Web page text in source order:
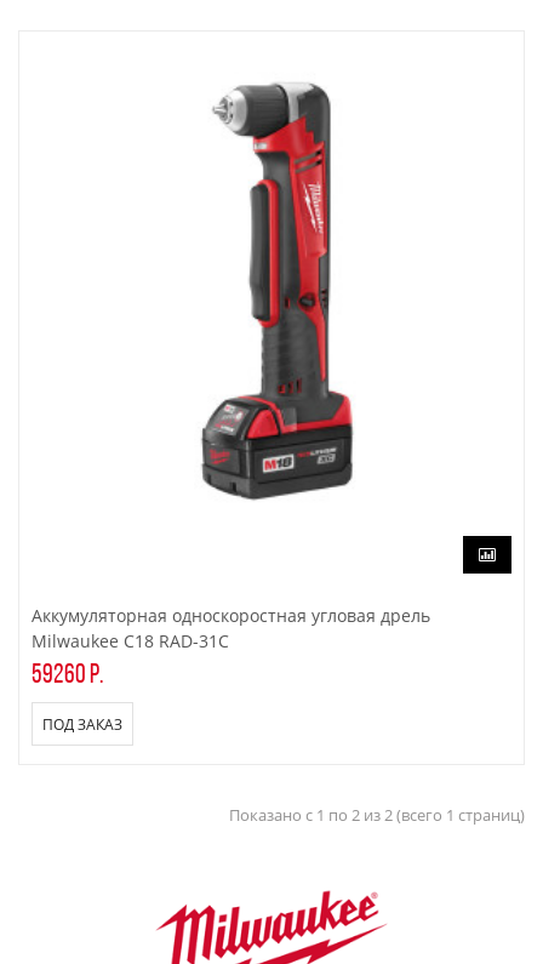
Аккумуляторная односкоростная угловая дрель
Milwaukee C18 RAD-31С
59260 р.
ПОД ЗАКАЗ
Показано с 1 по 2 из 2 (всего 1 страниц)